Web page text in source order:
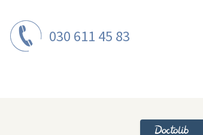
030 611 45 83